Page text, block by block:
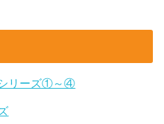
シリーズ①～④